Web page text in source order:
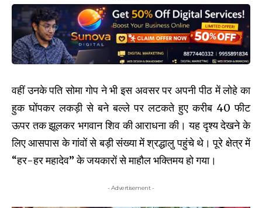
वहीं उनके पति सोमा गोप ने भी इस अवसर पर अपनी पीठ में लोहे का
हुक घोंपकर लकड़ी से बने बल्ले पर लटकते हुए करीब 40 फीट
ऊपर तक झूलकर भगवान शिव की आराधना की। यह दृश्य देखने के
लिए आसपास के गांवों से बड़ी संख्या में श्रद्धालु पहुंचे थे। पूरे क्षेत्र में
“हर-हर महादेव” के जयकारों से माहौल भक्तिमय हो गया।
- Advertisement -